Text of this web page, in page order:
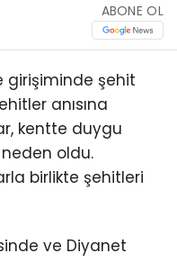
ABONE OL
girişiminde şehit
anısına
kentte duygu
oldu.
birlikte şehitleri
ve Diyanet